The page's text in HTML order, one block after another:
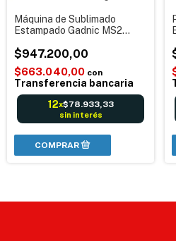
Máquina de Sublimado
Estampado Gadnic MS2
en 1
$947.200,00
$663.040,00 con
Transferencia bancaria
12x$78.933,33
sin interés